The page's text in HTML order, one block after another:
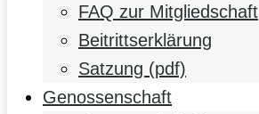
FAQ zur Mitgliedschaft
Beitrittserklärung
Satzung (pdf)
Genossenschaft